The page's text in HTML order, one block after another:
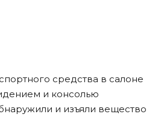
средства в салоне
и консолью
и изъяли вещество